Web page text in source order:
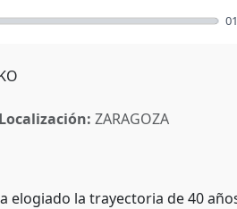
Localización: ZARAGOZA
elogiado la trayectoria de 40